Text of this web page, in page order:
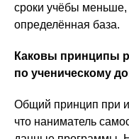
сроки учёбы меньше,
определённая база.
Каковы принципы
по ученическому
Общий принцип при
что наниматель